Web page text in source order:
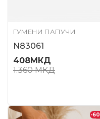
ГУМЕНИ ПАПУЧИ
N83061
408МКД
1.360МКД
-60